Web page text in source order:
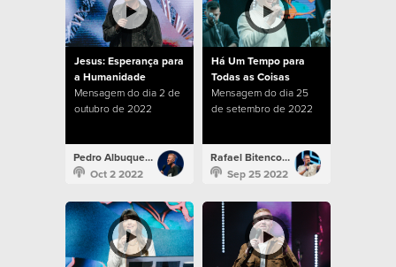
Jesus: Esperança para
a Humanidade
Mensagem do dia 2 de
outubro de 2022
Pedro Albuquerque
Oct 2 2022
Há Um Tempo para
Todas as Coisas
Mensagem do dia 25
de setembro de 2022
Rafael Bitencourt
Sep 25 2022